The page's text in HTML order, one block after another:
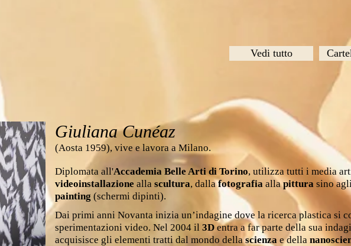
Vedi tutto
Giuliana Cunéaz
(Aosta 1959), vive e lavora a Milano.
Diplomata all'Accademia Belle Arti di Torino, utilizza tutti i media
videoinstallazione alla scultura, dallafotografia allapittura sino
painting (schermi dipinti).
Dai primi anni Novanta inizia un’indagine dove la ricerca plastica si
sperimentazioni video. Nel 2004 il 3D entra a far parte della sua
acquisisce gli elementi tratti dal mondo dellascienza e della